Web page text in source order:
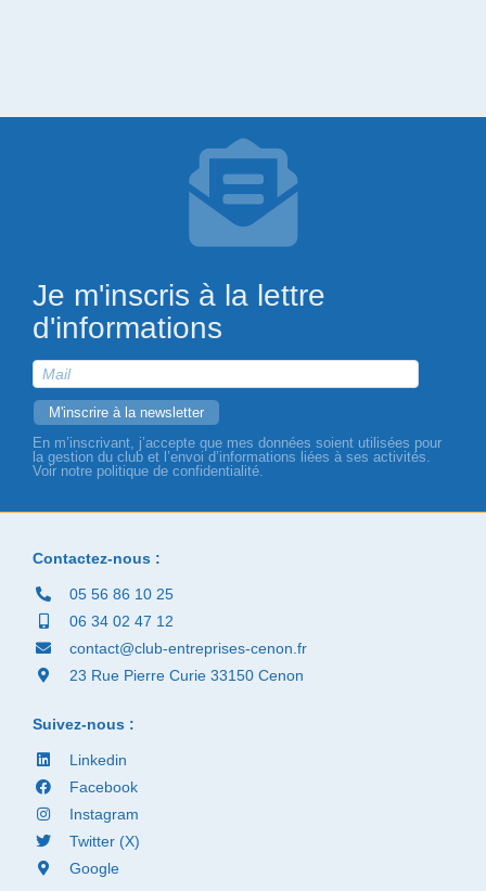
Je m'inscris à la lettre
d'informations
En m’inscrivant, j’accepte que mes données soient utilisées pour
la gestion du club et l’envoi d’informations liées à ses activités.
Voir notre politique de confidentialité.
Contactez-nous :
05 56 86 10 25
06 34 02 47 12
contact@club-entreprises-cenon.fr
23 Rue Pierre Curie 33150 Cenon
Suivez-nous :
Linkedin
Facebook
Instagram
Twitter (X)
Google